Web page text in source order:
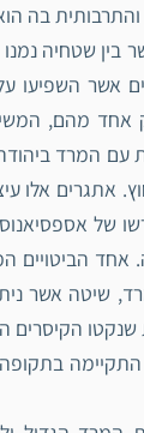
בה
בין שטחיה
אשר השפיעו
אחד מהם,
עם המרד
אלו
של
הביטויים
שיטה אשר
הקיסרים